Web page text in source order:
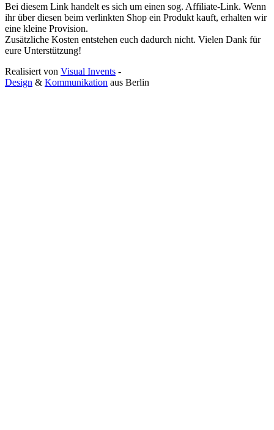
Bei diesem Link handelt es sich um einen sog. Affiliate-Link. Wenn
ihr über diesen beim verlinkten Shop ein Produkt kauft, erhalten wir
eine kleine Provision.
Zusätzliche Kosten entstehen euch dadurch nicht. Vielen Dank für
eure Unterstützung!
Realisiert von Visual Invents -
Design & Kommunikation aus Berlin